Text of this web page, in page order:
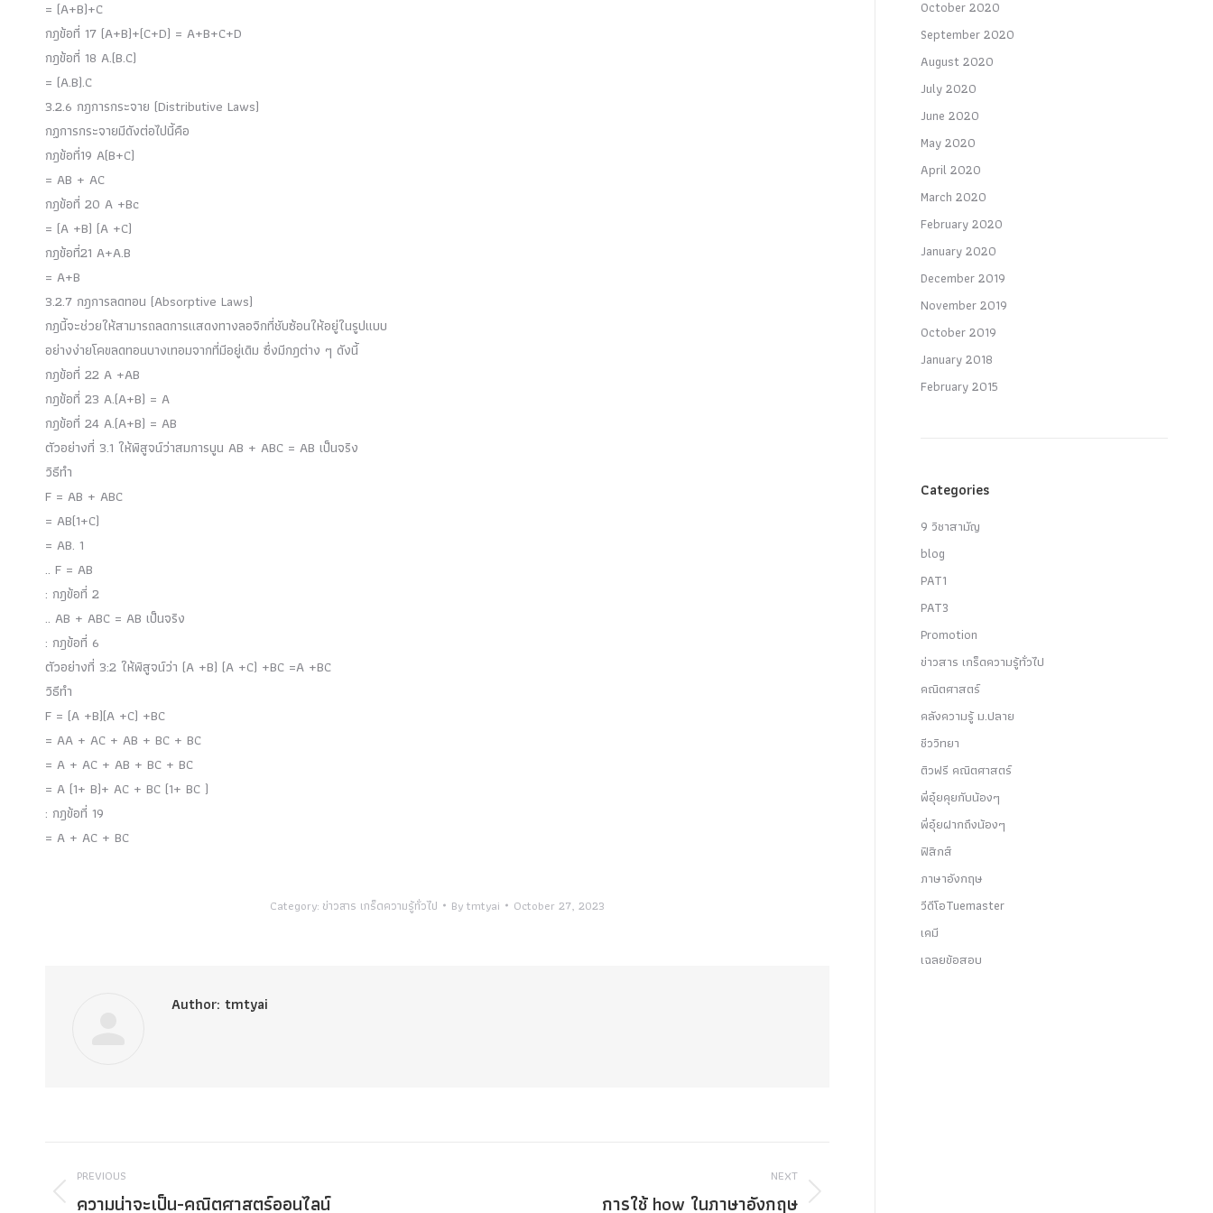
= (A+B)+C
กฎข้อที่ 17 (A+B)+(C+D) = A+B+C+D
กฎข้อที่ 18 A.(B.C)
= (A.B).C
3.2.6 กฎการกระจาย (Distributive Laws)
กฏการกระจายมีดังต่อไปนี้คือ
กฎข้อที่19 A(B+C)
= AB + AC
กฎข้อที่ 20 A +Bc
= (A +B) (A +C)
กฎข้อที่21 A+A.B
= A+B
3.2.7 กฎการลดทอน (Absorptive Laws)
กฎนี้จะช่วยให้สามารถลดการแสดงทางลอจิกที่ชับซ้อนให้อยู่ในรูปแบบ
อย่างง่ายโคขลดทอนบางเทอมจากที่มีอยู่เดิม ซึ่งมีกฎต่าง ๆ ดังนี้
กฎข้อที่ 22 A +AB
กฎข้อที่ 23 A.(A+B) = A
กฎข้อที่ 24 A.(A+B) = AB
ตัวอย่างที่ 3.1 ให้พิสูจน์ว่าสมการบูน AB + ABC = AB เป็นจริง
วิธีทำ
F = AB + ABC
= AB(1+C)
= AB. 1
.. F = AB
: กฎข้อที่ 2
.. AB + ABC = AB เป็นจริง
: กฎข้อที่ 6
ตัวอย่างที่ 3:2 ให้พิสูจน์ว่า (A +B) (A +C) +BC =A +BC
วิธีทำ
F = (A +B)(A +C) +BC
= AA + AC + AB + BC + BC
= A + AC + AB + BC + BC
= A (1+ B)+ AC + BC (1+ BC )
: กฎข้อที่ 19
= A + AC + BC
Category: ข่าวสาร เกร็ดความรู้ทั่วไป Bytmtyai October 27, 2023
Author: tmtyai
Post
navigation
PREVIOUS
Previous
ความน่าจะเป็น-คณิตศาสตร์ออนไลน์
NEXT
การใช้ how ในภาษาอังกฤษ
October 2020
September 2020
August 2020
July 2020
June 2020
May 2020
April 2020
March 2020
February 2020
January 2020
December 2019
November 2019
October 2019
January 2018
February 2015
Categories
9 วิชาสามัญ
blog
PAT1
PAT3
Promotion
ข่าวสาร เกร็ดความรู้ทั่วไป
คณิตศาสตร์
คลังความรู้ ม.ปลาย
ชีววิทยา
ติวฟรี คณิตศาสตร์
พี่อุ๋ยคุยกับน้องๆ
พี่อุ๋ยฝากถึงน้องๆ
ฟิสิกส์
ภาษาอังกฤษ
วีดีโอTuemaster
เคมี
เฉลยข้อสอบ